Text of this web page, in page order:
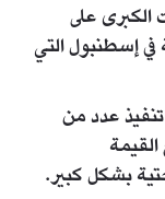
على
إسطنبول التي
عدد من
بشكل كبير.